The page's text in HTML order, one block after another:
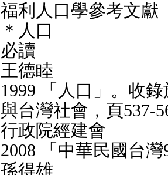
福利人口學參考文獻
＊人口
必讀
王德睦
1999 「人口」。收
與台灣社會，頁537-
行政院經建會
2008 「中華民國台
孫得雄